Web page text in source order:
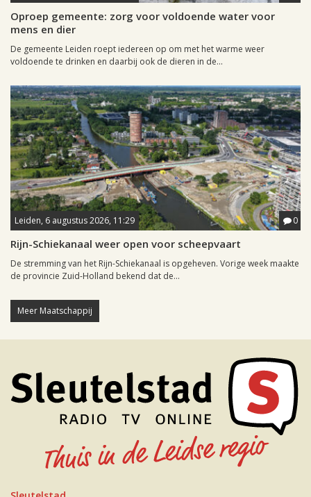
Oproep gemeente: zorg voor voldoende water voor
mens en dier
De gemeente Leiden roept iedereen op om met het warme weer
voldoende te drinken en daarbij ook de dieren in de...
Leiden, 6 augustus 2026, 11:29 0
Rijn-Schiekanaal weer open voor scheepvaart
De stremming van het Rijn-Schiekanaal is opgeheven. Vorige week maakte
de provincie Zuid-Holland bekend dat de...
Meer Maatschappij